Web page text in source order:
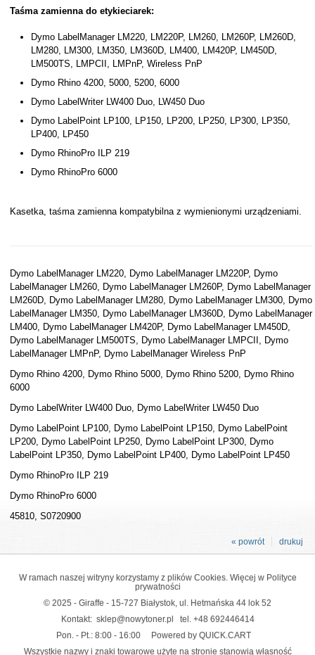
Taśma zamienna do etykieciarek:
Dymo LabelManager LM220, LM220P, LM260, LM260P, LM260D,
LM280, LM300, LM350, LM360D, LM400, LM420P, LM450D,
LM500TS, LMPCII, LMPnP, Wireless PnP
Dymo Rhino 4200, 5000, 5200, 6000
Dymo LabelWriter LW400 Duo, LW450 Duo
Dymo LabelPoint LP100, LP150, LP200, LP250, LP300, LP350,
LP400, LP450
Dymo RhinoPro ILP 219
Dymo RhinoPro 6000
Kasetka, taśma zamienna kompatybilna z wymienionymi urządzeniami.
Dymo LabelManager LM220, Dymo LabelManager LM220P, Dymo
LabelManager LM260, Dymo LabelManager LM260P, Dymo LabelManager
LM260D, Dymo LabelManager LM280, Dymo LabelManager LM300, Dymo
LabelManager LM350, Dymo LabelManager LM360D, Dymo LabelManager
LM400, Dymo LabelManager LM420P, Dymo LabelManager LM450D,
Dymo LabelManager LM500TS, Dymo LabelManager LMPCII, Dymo
LabelManager LMPnP, Dymo LabelManager Wireless PnP
Dymo Rhino 4200, Dymo Rhino 5000, Dymo Rhino 5200, Dymo Rhino
6000
Dymo LabelWriter LW400 Duo, Dymo LabelWriter LW450 Duo
Dymo LabelPoint LP100, Dymo LabelPoint LP150, Dymo LabelPoint
LP200, Dymo LabelPoint LP250, Dymo LabelPoint LP300, Dymo
LabelPoint LP350, Dymo LabelPoint LP400, Dymo LabelPoint LP450
Dymo RhinoPro ILP 219
Dymo RhinoPro 6000
45810, S0720900
drukuj
« powrót
W ramach naszej witryny korzystamy z plików Cookies. Więcej w Polityce
prywatności
© 2025 - Giraffe - 15-727 Białystok, ul. Hetmańska 44 lok 52
Kontakt: sklep@nowytoner.pl tel. +48 692446414
Pon. - Pt.: 8:00 - 16:00
Powered by QUICK.CART
Wszystkie nazwy i znaki towarowe użyte na stronie stanowią własność